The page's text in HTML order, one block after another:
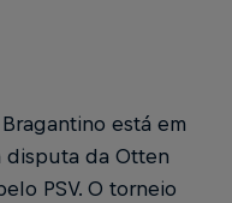
está em
disputa da Otten
PSV. O torneio